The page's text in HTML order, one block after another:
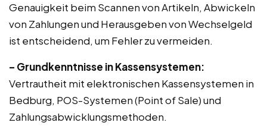
Genauigkeit beim Scannen von Artikeln, Abwickeln
von Zahlungen und Herausgeben von Wechselgeld
ist entscheidend, um Fehler zu vermeiden.
– Grundkenntnisse in Kassensystemen:
Vertrautheit mit elektronischen Kassensystemen in
Bedburg, POS-Systemen (Point of Sale) und
Zahlungsabwicklungsmethoden.